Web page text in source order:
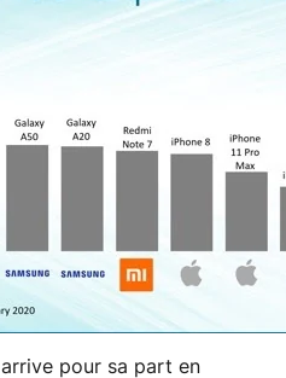
arrive pour sa part en